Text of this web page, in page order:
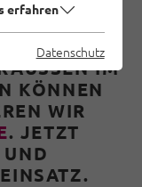
IN EINE
IM F
O
WIR E
. JETZT
erfahren
Datenschutz